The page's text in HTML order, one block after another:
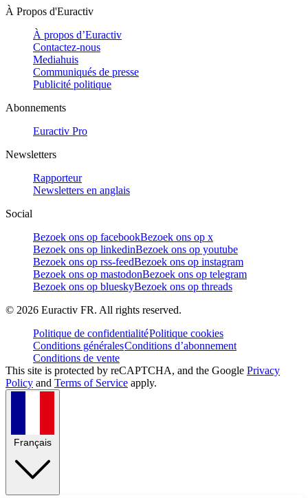
À Propos d'Euractiv
À propos d’Euractiv
Contactez-nous
Mediahuis
Communiqués de presse
Publicité politique
Abonnements
Euractiv Pro
Newsletters
Rapporteur
Newsletters en anglais
Social
Bezoek ons op facebookBezoek ons op x
Bezoek ons op linkedinBezoek ons op youtube
Bezoek ons op rss-feedBezoek ons op instagram
Bezoek ons op mastodonBezoek ons op telegram
Bezoek ons op blueskyBezoek ons op threads
© 2026 Euractiv FR. All rights reserved.
Politique de confidentialitéPolitique cookies
Conditions généralesConditions d’abonnement
Conditions de vente
This site is protected by reCAPTCHA, and the Google Privacy
Policy and Terms of Service apply.
Français